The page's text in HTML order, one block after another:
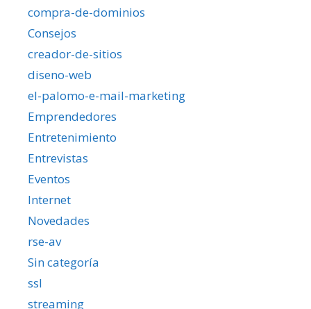
compra-de-dominios
Consejos
creador-de-sitios
diseno-web
el-palomo-e-mail-marketing
Emprendedores
Entretenimiento
Entrevistas
Eventos
Internet
Novedades
rse-av
Sin categoría
ssl
streaming